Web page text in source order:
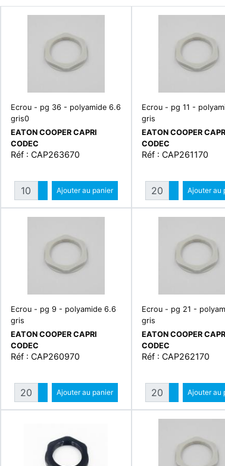
Ecrou - pg 36 - polyamide 6.6
gris0
EATON COOPER CAPRI
CODEC
Réf : CAP263670
Quantité
Augmenter quantité
Diminuer quantité
Ajouter au panier
Ecrou - pg 11 -
gris
EATON COOPER
CODEC
Réf : CAP261170
Augmenter
Diminuer
Ajouter au
Ecrou - pg 9 - polyamide 6.6
gris
EATON COOPER CAPRI
CODEC
Réf : CAP260970
Quantité
Augmenter quantité
Diminuer quantité
Ajouter au panier
Ecrou - pg 21 -
gris
EATON COOPER
CODEC
Réf : CAP262170
Augmenter
Diminuer
Ajouter au